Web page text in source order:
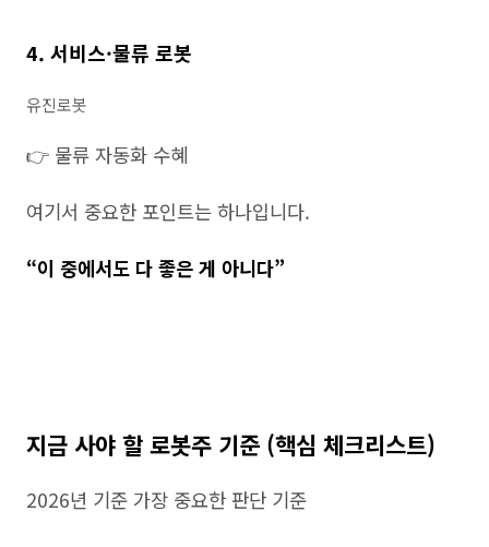
4. 서비스·물류 로봇
유진로봇
👉 물류 자동화 수혜
여기서 중요한 포인트는 하나입니다.
“이 중에서도 다 좋은 게 아니다”
지금 사야 할 로봇주 기준 (핵심 체크리스트)
2026년 기준 가장 중요한 판단 기준